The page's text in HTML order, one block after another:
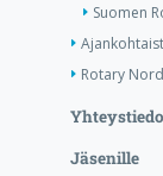
Suomen
Rotary
Jäsenille